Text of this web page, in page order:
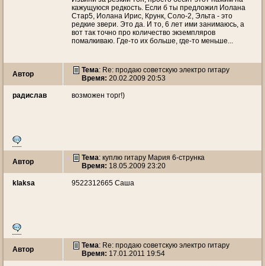
кажущуюся редкость. Если б ты предложил Иолана
Стар5, Иолана Ирис, Крунк, Соло-2, Эльта - это
редкие звери. Это да. И то, 6 лет ими занимаюсь, а
вот так точно про количество экземпляров
помалкиваю. Где-то их больше, где-то меньше...
Автор Тема: Re: продаю советскую электро гитару
Время: 20.02.2009 20:53
радислав возможен торг!)
Автор Тема: куплю гитару Мария 6-струнка
Время: 18.05.2009 23:20
klaksa 9522312665 Саша
Автор Тема: Re: продаю советскую электро гитару
Время: 17.01.2011 19:54